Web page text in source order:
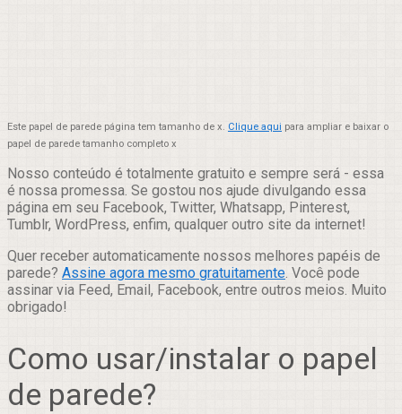
Este papel de parede página tem tamanho de x. Clique aqui para ampliar e baixar o
papel de parede tamanho completo x
Nosso conteúdo é totalmente gratuito e sempre será - essa
é nossa promessa. Se gostou nos ajude divulgando essa
página em seu Facebook, Twitter, Whatsapp, Pinterest,
Tumblr, WordPress, enfim, qualquer outro site da internet!
Quer receber automaticamente nossos melhores papéis de
parede? Assine agora mesmo gratuitamente. Você pode
assinar via Feed, Email, Facebook, entre outros meios. Muito
obrigado!
Como usar/instalar o papel
de parede?